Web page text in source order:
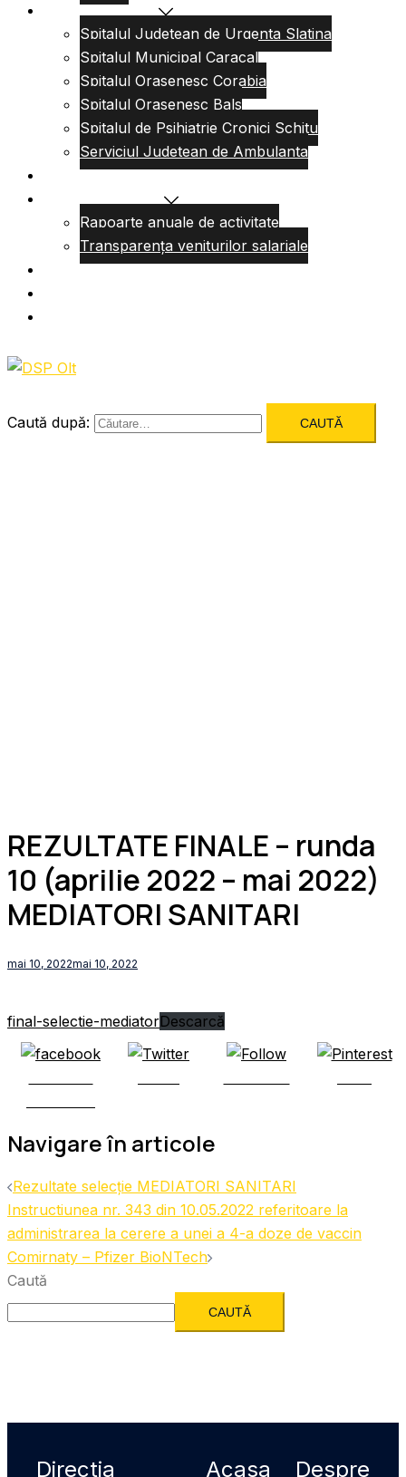
Reteaua sanitara
Spitalul Judetean de Urgenta Slatina
Spitalul Municipal Caracal
Spitalul Orasenesc Corabia
Spitalul Orasenesc Bals
Spitalul de Psihiatrie Cronici Schitu
Serviciul Judetean de Ambulanta
Centre de permanenta
Rapoarte anuale de activitate
Transparența veniturilor salariale
Informatii utile
Caută după:
REZULTATE FINALE – runda
10 (aprilie 2022 – mai 2022)
MEDIATORI SANITARI
mai 10, 2022mai 10, 2022
final-selectie-mediatorDescarcă
Navigare în articole
Rezultate selecție MEDIATORI SANITARI
Instructiunea nr. 343 din 10.05.2022 referitoare la
administrarea la cerere a unei a 4-a doze de vaccin
Comirnaty – Pfizer BioNTech
Caută
CAUTĂ
Directia Acasa Despre